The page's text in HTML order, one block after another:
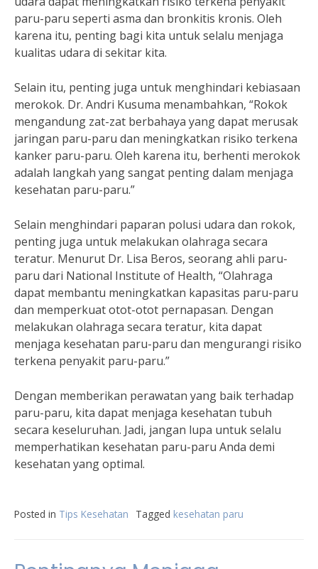
paru-paru seperti asma dan bronkitis kronis. Oleh
karena itu, penting bagi kita untuk selalu menjaga
kualitas udara di sekitar kita.
Selain itu, penting juga untuk menghindari kebiasaan
merokok. Dr. Andri Kusuma menambahkan, “Rokok
mengandung zat-zat berbahaya yang dapat merusak
jaringan paru-paru dan meningkatkan risiko terkena
kanker paru-paru. Oleh karena itu, berhenti merokok
adalah langkah yang sangat penting dalam menjaga
kesehatan paru-paru.”
Selain menghindari paparan polusi udara dan rokok,
penting juga untuk melakukan olahraga secara
teratur. Menurut Dr. Lisa Beros, seorang ahli paru-
paru dari National Institute of Health, “Olahraga
dapat membantu meningkatkan kapasitas paru-paru
dan memperkuat otot-otot pernapasan. Dengan
melakukan olahraga secara teratur, kita dapat
menjaga kesehatan paru-paru dan mengurangi risiko
terkena penyakit paru-paru.”
Dengan memberikan perawatan yang baik terhadap
paru-paru, kita dapat menjaga kesehatan tubuh
secara keseluruhan. Jadi, jangan lupa untuk selalu
memperhatikan kesehatan paru-paru Anda demi
kesehatan yang optimal.
Posted in Tips Kesehatan Tagged kesehatan paru